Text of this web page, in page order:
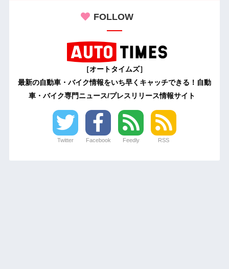
FOLLOW
［オートタイムズ］
最新の自動車・バイク情報をいち早くキャッチできる！自動
車・バイク専門ニュース/プレスリリース情報サイト
Twitter Facebook Feedly RSS